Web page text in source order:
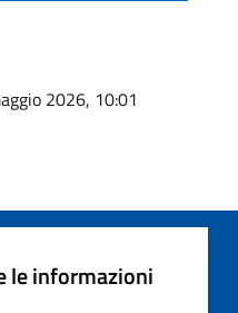
2026, 10:01
le informazioni